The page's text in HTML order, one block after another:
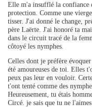
Elle m'a insufflé la confiance
protection. Comme une
tisser. J'ai donné le change,
père Laërte. J'ai honoré ta
dans le circuit tracé de la
côtoyé les nymphes.
Celles dont je préfère
été amoureuses de toi. Elles
peux pas leur en vouloir.
t'ont tenté comme des
Heureusement, tu étais
Circé. je sais que tu ne